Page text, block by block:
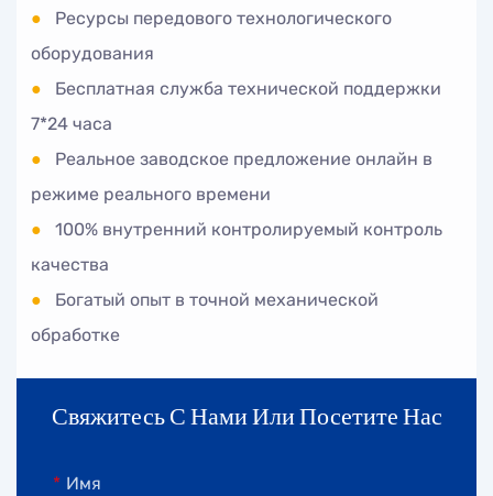
●
Ресурсы передового технологического
оборудования
●
Бесплатная служба технической поддержки
7*24 часа
●
Реальное заводское предложение онлайн в
режиме реального времени
●
100% внутренний контролируемый контроль
качества
●
Богатый опыт в точной механической
обработке
Свяжитесь С Нами Или Посетите Нас
Имя